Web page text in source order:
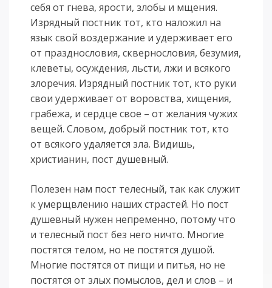
себя от гнева, ярости, злобы и мщения.
Изрядный постник тот, кто наложил на
язык свой воздержание и удерживает его
от празднословия, сквернословия, безумия,
клеветы, осуждения, льсти, лжи и всякого
злоречия. Изрядный постник тот, кто руки
свои удерживает от воровства, хищения,
грабежа, и сердце свое – от желания чужих
вещей. Словом, добрый постник тот, кто
от всякого удаляется зла. Видишь,
христианин, пост душевный.
Полезен нам пост телесный, так как служит
к умерщвлению наших страстей. Но пост
душевный нужен непременно, потому что
и телесный пост без него ничто. Многие
постятся телом, но не постятся душой.
Многие постятся от пищи и питья, но не
постятся от злых помыслов, дел и слов – и